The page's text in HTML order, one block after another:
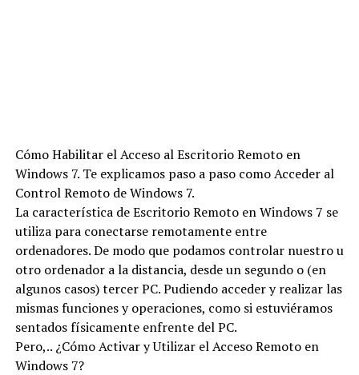
Cómo Habilitar el Acceso al Escritorio Remoto en
Windows 7. Te explicamos paso a paso como Acceder al
Control Remoto de Windows 7.
La característica de Escritorio Remoto en Windows 7 se
utiliza para conectarse remotamente entre
ordenadores. De modo que podamos controlar nuestro u
otro ordenador a la distancia, desde un segundo o (en
algunos casos) tercer PC. Pudiendo acceder y realizar las
mismas funciones y operaciones, como si estuviéramos
sentados físicamente enfrente del PC.
Pero,.. ¿Cómo Activar y Utilizar el Acceso Remoto en
Windows 7?